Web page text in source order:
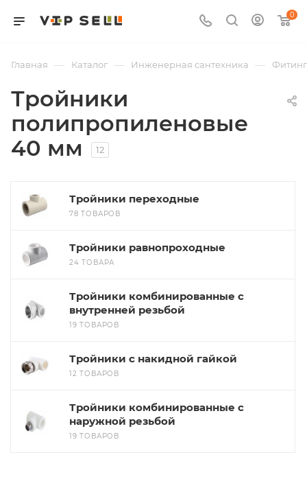
0
Главная — Каталог — Инженерная сантехника —
Тройники
полипропиленовые
40 мм
12
Тройники переходные
78 ТОВАРОВ
Тройники равнопроходные
24 ТОВАРА
Тройники комбинированные с
внутренней резьбой
19 ТОВАРОВ
Тройники с накидной гайкой
12 ТОВАРОВ
Тройники комбинированные с
наружной резьбой
19 ТОВАРОВ